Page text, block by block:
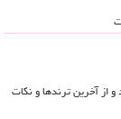
از آخرین ترندها و نکات